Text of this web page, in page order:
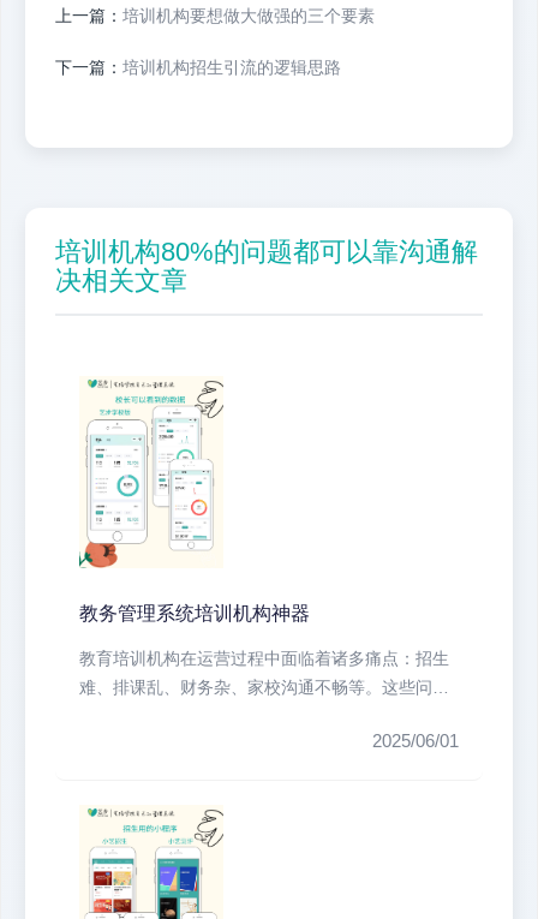
上一篇： 培训机构要想做大做强的三个要素
下一篇： 培训机构招生引流的逻辑思路
培训机构80%的问题都可以靠沟通解
决相关文章
教务管理系统培训机构神器
教育培训机构在运营过程中面临着诸多痛点：招生
难、排课乱、财务杂、家校沟通不畅等。这些问题
2025/06/01